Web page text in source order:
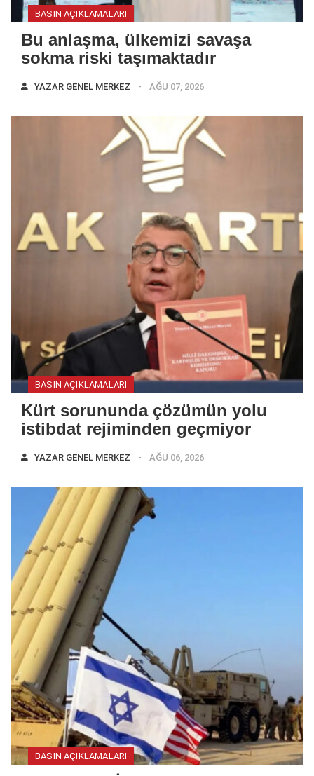
BASIN AÇIKLAMALARI
Bu anlaşma, ülkemizi savaşa
sokma riski taşımaktadır
YAZAR GENEL MERKEZ AĞU 07, 2026
BASIN AÇIKLAMALARI
Kürt sorununda çözümün yolu
istibdat rejiminden geçmiyor
YAZAR GENEL MERKEZ AĞU 06, 2026
BASIN AÇIKLAMALARI